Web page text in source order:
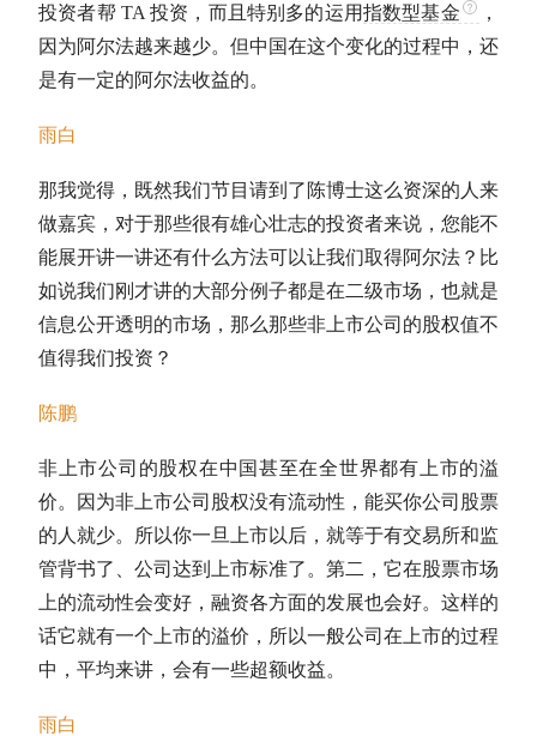
投资者帮 TA 投资，而且特别多的运用指数型基金
，
因为阿尔法越来越少。但中国在这个变化的过程中，还
是有一定的阿尔法收益的。
雨白
那我觉得，既然我们节目请到了陈博士这么资深的人来
做嘉宾，对于那些很有雄心壮志的投资者来说，您能不
能展开讲一讲还有什么方法可以让我们取得阿尔法 ？比
如说我们刚才讲的大部分例子都是在二级市场，也就是
信息公开透明的市场，那么那些非上市公司的股权值不
值得我们投资？
陈鹏
非上市公司的股权在中国甚至在全世界都有上市的溢
价。因为非上市公司股权没有流动性，能买你公司股票
的人就少。所以你一旦上市以后，就等于有交易所和监
管背书了、公司达到上市标准了。第二，它在股票市场
上的流动性会变好，融资各方面的发展也会好。这样的
话它就有一个上市的溢价，所以一般公司在上市的过程
中，平均来讲，会有一些超额收益。
雨白